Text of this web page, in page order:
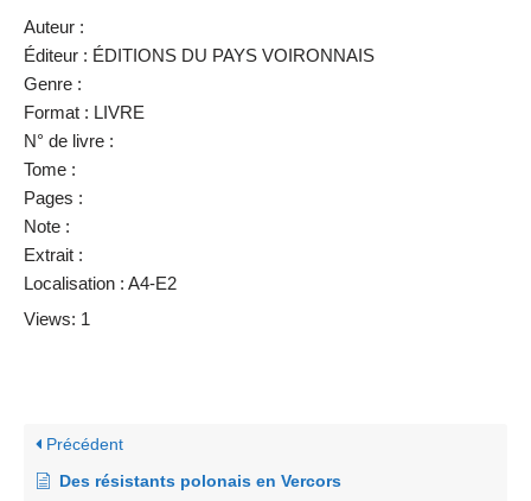
Auteur :
Éditeur : ÉDITIONS DU PAYS VOIRONNAIS
Genre :
Format : LIVRE
N° de livre :
Tome :
Pages :
Note :
Extrait :
Localisation : A4-E2
Views: 1
Précédent
Des résistants polonais en Vercors